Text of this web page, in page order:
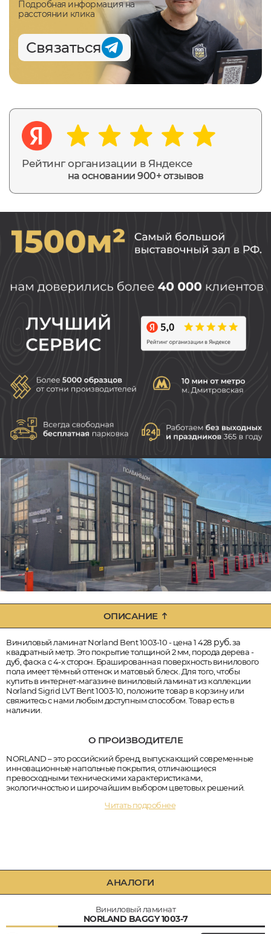
Рейтинг организации в Яндексе
на основании 900+ отзывов
Подробная информация на
расстоянии клика
Связаться
ОПИСАНИЕ
Виниловый ламинат Norland Bent 1003-10 - цена 1 428руб.за
квадратный метр. Это покрытие толщиной 2 мм, порода дерева -
дуб, фаска с 4-х сторон. Брашированная поверхность винилового
пола имеет тёмный оттенок и матовый блеск. Для того, чтобы
купить в интернет-магазине виниловый ламинат из коллекции
Norland Sigrid LVT Bent 1003-10, положите товар в корзину или
свяжитесь с нами любым доступным способом. Товар есть в
наличии.
О ПРОИЗВОДИТЕЛЕ
NORLAND – это российский бренд, выпускающий современные
инновационные напольные покрытия, отличающиеся
превосходными техническими характеристиками,
экологичностью и широчайшим выбором цветовых решений.
Читать подробнее
АНАЛОГИ
Виниловый ламинат
NORLAND BAGGY 1003-7